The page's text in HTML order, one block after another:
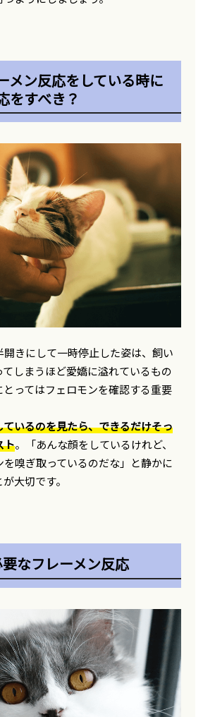
メン反応をしている時に
をすべき？
きにして一時停止した姿は、飼い
しまうほど愛嬌に溢れているもの
ってはフェロモンを確認する重要
いるのを見たら、できるだけそっ
ト。「あんな顔をしているけれど、
嗅ぎ取っているのだな」と静かに
大切です。
なフレーメン反応